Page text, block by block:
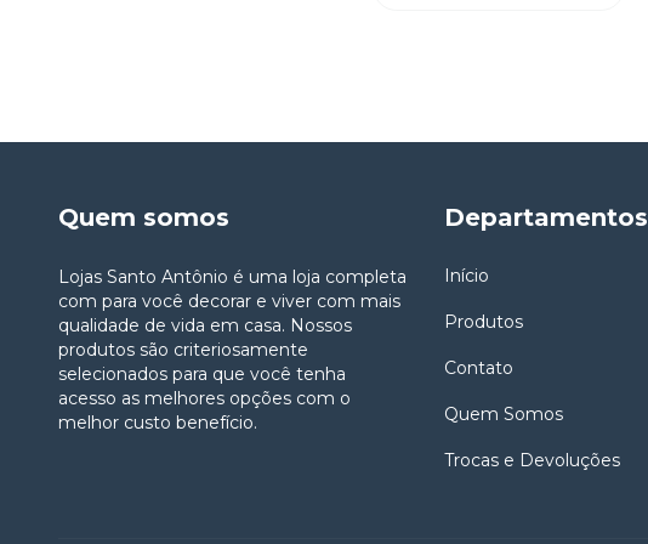
Quem somos
Lojas Santo Antônio é uma loja completa
com para você decorar e viver com mais
qualidade de vida em casa. Nossos
produtos são criteriosamente
selecionados para que você tenha
acesso as melhores opções com o
melhor custo benefício.
Departamentos
Início
Produtos
Contato
Quem Somos
Trocas e Devoluções